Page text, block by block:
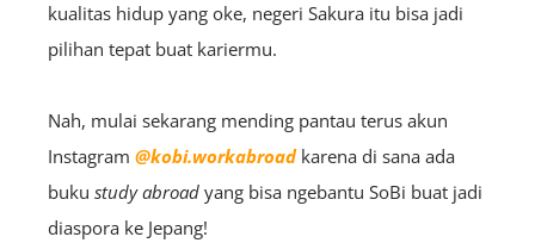
kualitas hidup yang oke, negeri Sakura itu bisa jadi
pilihan tepat buat kariermu.
Nah, mulai sekarang mending pantau terus akun
Instagram @kobi.workabroadkarena di sana ada
buku study abroad yang bisa ngebantu SoBi buat jadi
diaspora ke Jepang!